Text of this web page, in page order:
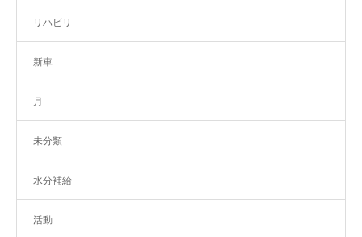
リハビリ
新車
月
未分類
水分補給
活動